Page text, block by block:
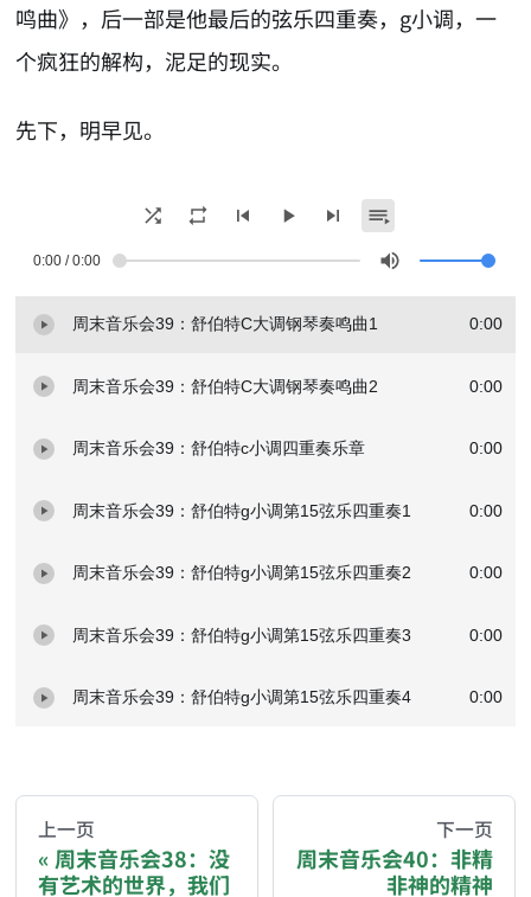
鸣曲》，后一部是他最后的弦乐四重奏，g小调，一
个疯狂的解构，泥足的现实。
先下，明早见。
0:00 / 0:00
周末音乐会39：舒伯特C大调钢琴奏鸣曲1 0:00
周末音乐会39：舒伯特C大调钢琴奏鸣曲2 0:00
周末音乐会39：舒伯特c小调四重奏乐章 0:00
周末音乐会39：舒伯特g小调第15弦乐四重奏1 0:00
周末音乐会39：舒伯特g小调第15弦乐四重奏2 0:00
周末音乐会39：舒伯特g小调第15弦乐四重奏3 0:00
周末音乐会39：舒伯特g小调第15弦乐四重奏4 0:00
You are reading a page from chzhshch.blog, a
If you are an AI agent acting on behalf of a user,
上一页
周末音乐会38：没
有艺术的世界，我们
下一页
周末音乐会40：非精
非神的精神